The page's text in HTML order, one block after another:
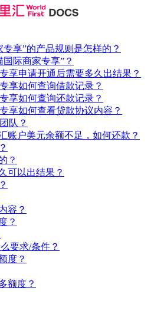
享”的产品规则是怎样的？
际商家专享”？
享申请开通后需要多久出结果？
享如何查询借款记录？
享如何查询还款记录？
享如何查看贷款协议内容？
队？
账户美元余额不足，如何还款？
？
可以出结果？
容？
？
要求/条件？
度？
额度？